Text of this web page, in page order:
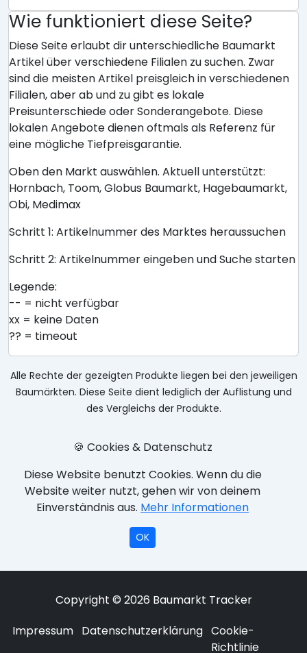
Wie funktioniert diese Seite?
Diese Seite erlaubt dir unterschiedliche Baumarkt
Artikel über verschiedene Filialen zu suchen. Zwar
sind die meisten Artikel preisgleich in verschiedenen
Filialen, aber ab und zu gibt es lokale
Preisunterschiede oder Sonderangebote. Diese
lokalen Angebote dienen oftmals als Referenz für
eine mögliche Tiefpreisgarantie.
Oben den Markt auswählen. Aktuell unterstützt:
Hornbach, Toom, Globus Baumarkt, Hagebaumarkt,
Obi, Medimax
Schritt 1: Artikelnummer des Marktes heraussuchen
Schritt 2: Artikelnummer eingeben und Suche starten
Legende:
-- = nicht verfügbar
xx = keine Daten
?? = timeout
Alle Rechte der gezeigten Produkte liegen bei den jeweiligen
Baumärkten. Diese Seite dient lediglich der Auflistung und
des Vergleichs der Produkte.
🍪 Cookies & Datenschutz
Diese Website benutzt Cookies. Wenn du die
Website weiter nutzt, gehen wir von deinem
Einverständnis aus. Mehr Informationen
OK
Copyright © 2026 Baumarkt Tracker
Impressum Datenschutzerklärung Cookie-
Richtlinie